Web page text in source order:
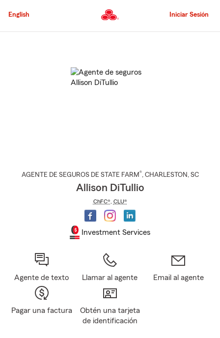
al
principal
English Iniciar Sesión
AGENTE DE SEGUROS DE STATE FARM®, CHARLESTON , SC
Allison DiTullio
ChFC®, CLU®
Investment Services
Agente de texto Llamar al agente Email al agente
Pagar una factura
Obtén una tarjeta
de identificación